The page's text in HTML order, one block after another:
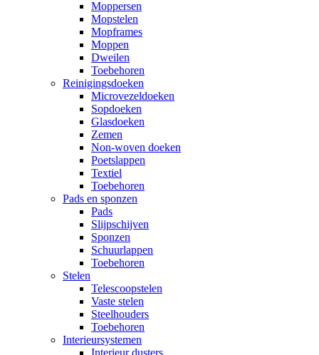
Moppersen
Mopstelen
Mopframes
Moppen
Dweilen
Toebehoren
Reinigingsdoeken
Microvezeldoeken
Sopdoeken
Glasdoeken
Zemen
Non-woven doeken
Poetslappen
Textiel
Toebehoren
Pads en sponzen
Pads
Slijpschijven
Sponzen
Schuurlappen
Toebehoren
Stelen
Telescoopstelen
Vaste stelen
Steelhouders
Toebehoren
Interieursystemen
Interieur dusters